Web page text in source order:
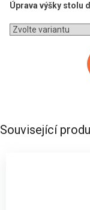
Úprava výšky stolu
Související